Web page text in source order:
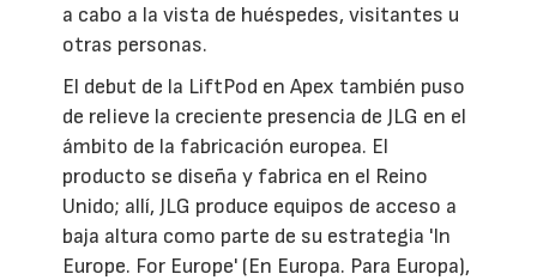
a cabo a la vista de huéspedes, visitantes u
otras personas.
El debut de la LiftPod en Apex también puso
de relieve la creciente presencia de JLG en el
ámbito de la fabricación europea. El
producto se diseña y fabrica en el Reino
Unido; allí, JLG produce equipos de acceso a
baja altura como parte de su estrategia 'In
Europe. For Europe' (En Europa. Para Europa),